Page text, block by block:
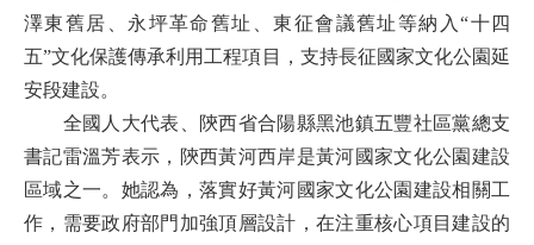
澤東舊居、永坪革命舊址、東征會議舊址等納入“十四
五”文化保護傳承利用工程項目，支持長征國家文化公園延
安段建設。
全國人大代表、陝西省合陽縣黑池鎮五豐社區黨總支
書記雷溫芳表示，陝西黃河西岸是黃河國家文化公園建設
區域之一。她認為，落實好黃河國家文化公園建設相關工
作，需要政府部門加強頂層設計，在注重核心項目建設的